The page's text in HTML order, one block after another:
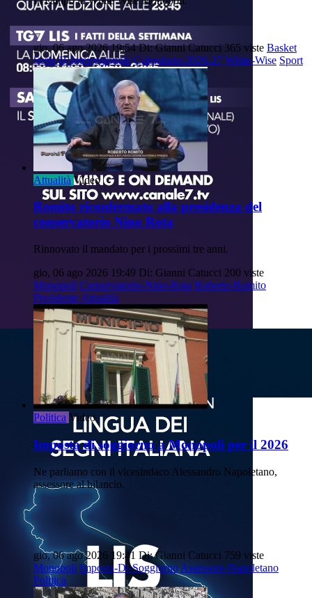
gio, 06 ago 2026 19:54 Di: Gianni Catucci 365 viste Basket
Serie-B-Interregionale Calendario-2026-27 White-Wise Sport
Attualità Video
Romito riconfermato alla presidenza del
conservatorio Nino Rota
Rinnovato il mandato per i prossimi tre anni.
gio, 06 ago 2026 19:49 Di: Gianni Catucci 200 viste
Monopoli Conservatorio-Nino-Rota Roberto-Romito
Presidente Attualità
Politica Video
Imposta di soggiorno a Monopoli per il 2026
Ne parliamo con il vicesindaco Alessandro Napoletano,
assessore al bilancio.
gio, 06 ago 2026 19:41 Di: Gianni Catucci 759 viste
Monopoli Imposta-Di-Soggiorno Assessore-Napoletano
Politica